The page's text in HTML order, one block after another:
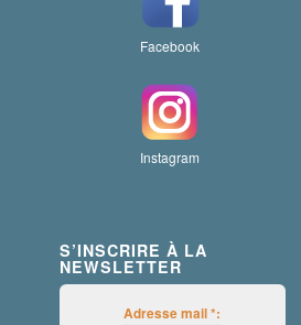
Facebook
Instagram
S’INSCRIRE À LA
NEWSLETTER
Adresse mail *: